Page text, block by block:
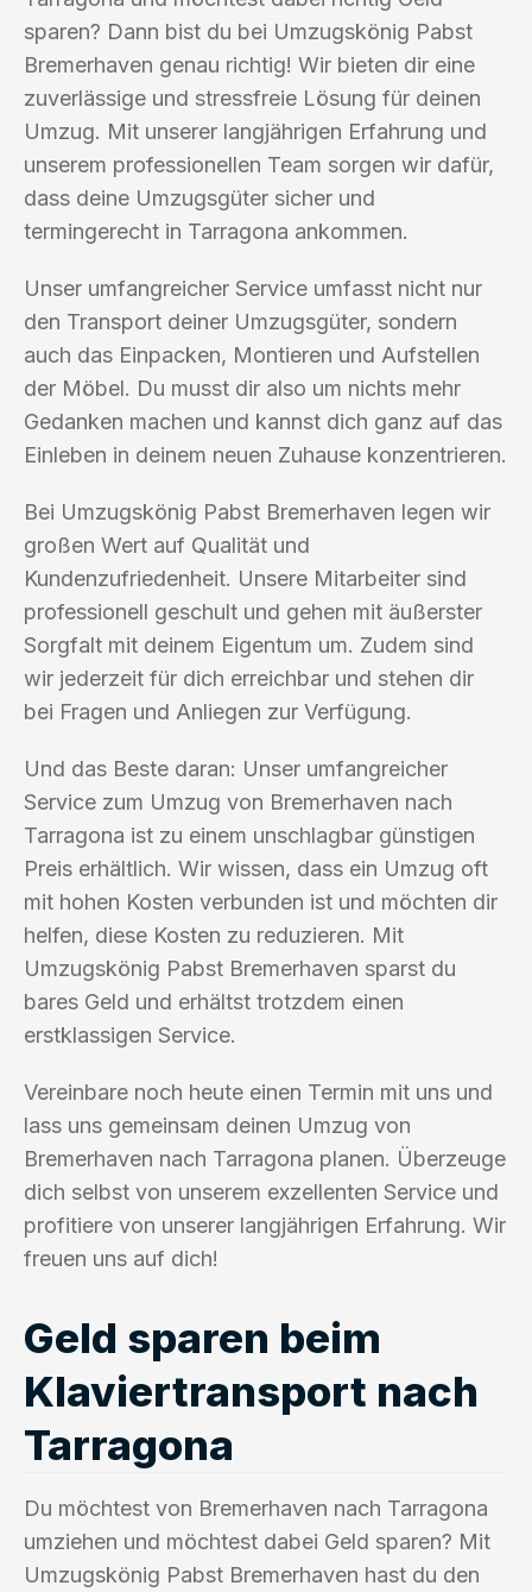
sparen? Dann bist du bei Umzugskönig Pabst
Bremerhaven genau richtig! Wir bieten dir eine
zuverlässige und stressfreie Lösung für deinen
Umzug. Mit unserer langjährigen Erfahrung und
unserem professionellen Team sorgen wir dafür,
dass deine Umzugsgüter sicher und
termingerecht in Tarragona ankommen.
Unser umfangreicher Service umfasst nicht nur
den Transport deiner Umzugsgüter, sondern
auch das Einpacken, Montieren und Aufstellen
der Möbel. Du musst dir also um nichts mehr
Gedanken machen und kannst dich ganz auf das
Einleben in deinem neuen Zuhause konzentrieren.
Bei Umzugskönig Pabst Bremerhaven legen wir
großen Wert auf Qualität und
Kundenzufriedenheit. Unsere Mitarbeiter sind
professionell geschult und gehen mit äußerster
Sorgfalt mit deinem Eigentum um. Zudem sind
wir jederzeit für dich erreichbar und stehen dir
bei Fragen und Anliegen zur Verfügung.
Und das Beste daran: Unser umfangreicher
Service zum Umzug von Bremerhaven nach
Tarragona ist zu einem unschlagbar günstigen
Preis erhältlich. Wir wissen, dass ein Umzug oft
mit hohen Kosten verbunden ist und möchten dir
helfen, diese Kosten zu reduzieren. Mit
Umzugskönig Pabst Bremerhaven sparst du
bares Geld und erhältst trotzdem einen
erstklassigen Service.
Vereinbare noch heute einen Termin mit uns und
lass uns gemeinsam deinen Umzug von
Bremerhaven nach Tarragona planen. Überzeuge
dich selbst von unserem exzellenten Service und
profitiere von unserer langjährigen Erfahrung. Wir
freuen uns auf dich!
Geld sparen beim
Klaviertransport nach
Tarragona
Du möchtest von Bremerhaven nach Tarragona
umziehen und möchtest dabei Geld sparen? Mit
Umzugskönig Pabst Bremerhaven hast du den